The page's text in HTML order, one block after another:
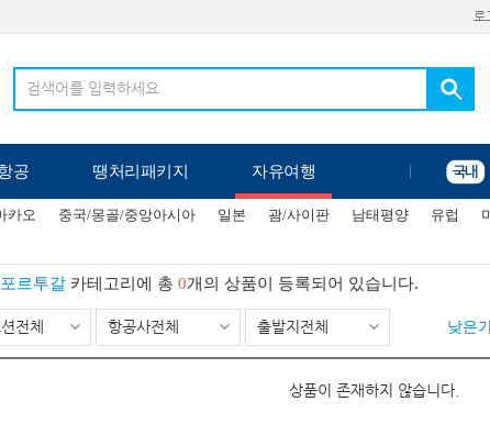
로
공 땡처리패키지 자유여행
카오 중국/몽골/중앙아시아 일본 괌/사이판 남태평양 유럽
르투갈 카테고리에 총 0개의 상품이 등록되어 있습니다.
전체 항공사전체 출발지전체 낮은
상품이 존재하지 않습니다.